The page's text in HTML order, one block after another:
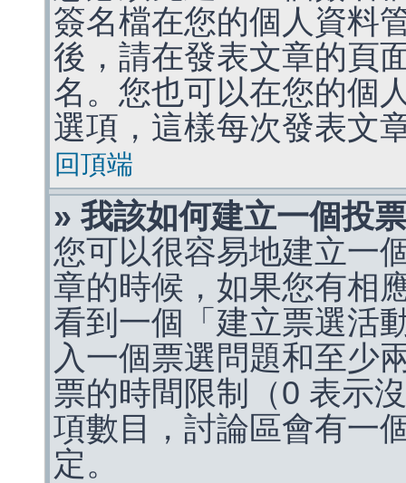
簽名檔在您的個人資料
後，請在發表文章的頁
名。您也可以在您的個
選項，這樣每次發表文
回頂端
» 我該如何建立一個投
您可以很容易地建立一
章的時候，如果您有相
看到一個「建立票選活
入一個票選問題和至少
票的時間限制（0 表示
項數目，討論區會有一
定。